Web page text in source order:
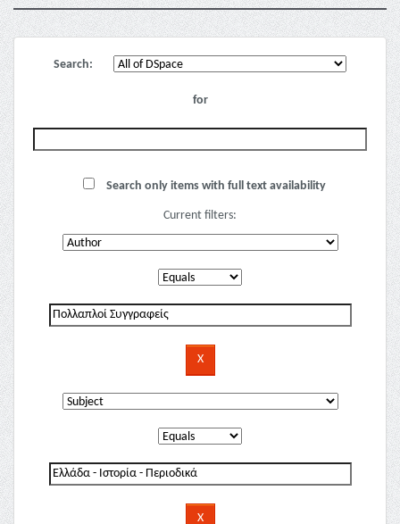
Search:
for
Search only items with full text availability
Current filters: